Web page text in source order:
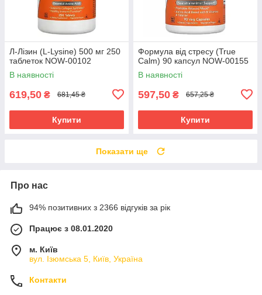
Л-Лізин (L-Lysine) 500 мг 250
таблеток NOW-00102
В наявності
619,50 ₴ 681,45 ₴
Купити
Формула від стресу (True
Calm) 90 капсул NOW-00155
В наявності
597,50 ₴ 657,25 ₴
Купити
Показати ще
Про нас
94% позитивних з 2366 відгуків за рік
Працює з 08.01.2020
м. Київ
вул. Ізюмська 5, Київ, Україна
Контакти